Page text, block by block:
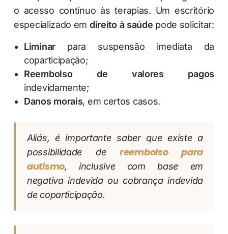
o acesso contínuo às terapias. Um escritório
especializado em direito à saúde pode solicitar:
Liminarpara suspensão imediata da
coparticipação;
Reembolso de valores pagos
indevidamente;
Danos morais, em certos casos.
Aliás, é importante saber que existe a
possibilidade dereembolso para
autismo, inclusive com base em
negativa indevida ou cobrança indevida
de coparticipação.